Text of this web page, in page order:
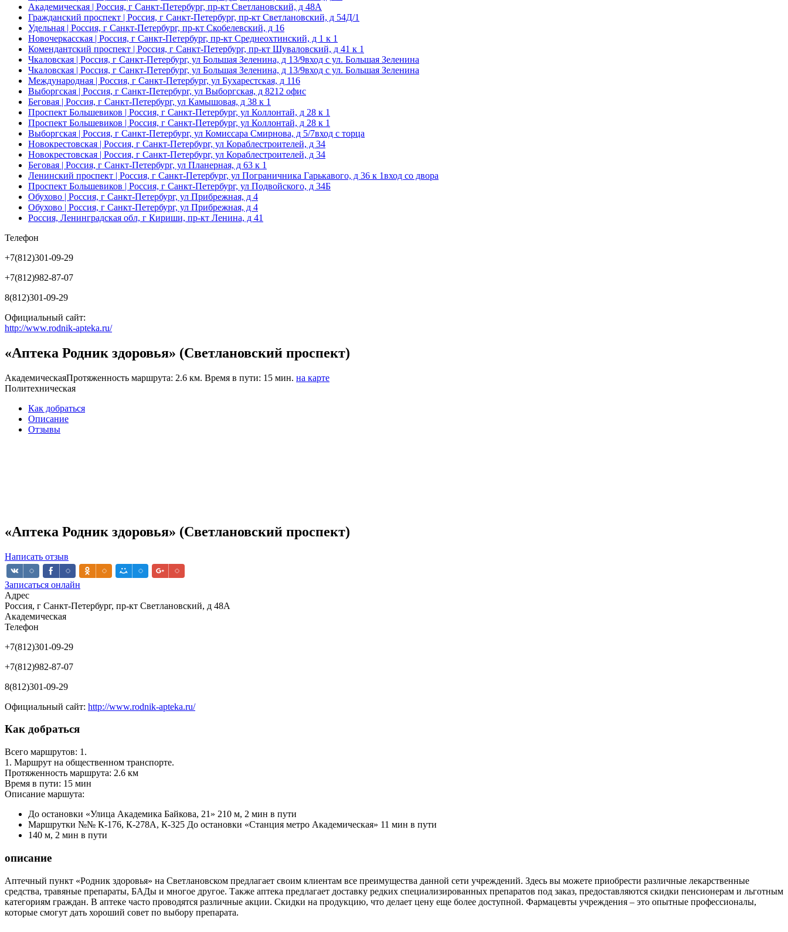
Академическая | Россия, г Санкт-Петербург, пр-кт Светлановский, д 48А
Гражданский проспект | Россия, г Санкт-Петербург, пр-кт Светлановский, д 54Д/1
Удельная | Россия, г Санкт-Петербург, пр-кт Скобелевский, д 16
Новочеркасская | Россия, г Санкт-Петербург, пр-кт Среднеохтинский, д 1 к 1
Комендантский проспект | Россия, г Санкт-Петербург, пр-кт Шуваловский, д 41 к 1
Чкаловская | Россия, г Санкт-Петербург, ул Большая Зеленина, д 13/9вход с ул. Большая Зеленина
Чкаловская | Россия, г Санкт-Петербург, ул Большая Зеленина, д 13/9вход с ул. Большая Зеленина
Международная | Россия, г Санкт-Петербург, ул Бухарестская, д 116
Выборгская | Россия, г Санкт-Петербург, ул Выборгская, д 8212 офис
Беговая | Россия, г Санкт-Петербург, ул Камышовая, д 38 к 1
Проспект Большевиков | Россия, г Санкт-Петербург, ул Коллонтай, д 28 к 1
Проспект Большевиков | Россия, г Санкт-Петербург, ул Коллонтай, д 28 к 1
Выборгская | Россия, г Санкт-Петербург, ул Комиссара Смирнова, д 5/7вход с торца
Новокрестовская | Россия, г Санкт-Петербург, ул Кораблестроителей, д 34
Новокрестовская | Россия, г Санкт-Петербург, ул Кораблестроителей, д 34
Беговая | Россия, г Санкт-Петербург, ул Планерная, д 63 к 1
Ленинский проспект | Россия, г Санкт-Петербург, ул Пограничника Гарькавого, д 36 к 1вход со двора
Проспект Большевиков | Россия, г Санкт-Петербург, ул Подвойского, д 34Б
Обухово | Россия, г Санкт-Петербург, ул Прибрежная, д 4
Обухово | Россия, г Санкт-Петербург, ул Прибрежная, д 4
Россия, Ленинградская обл, г Кириши, пр-кт Ленина, д 41
Телефон
+7(812)301-09-29
+7(812)982-87-07
8(812)301-09-29
Официальный сайт:
http://www.rodnik-apteka.ru/
«Аптека Родник здоровья» (Светлановский проспект)
АкадемическаяПротяженность маршрута: 2.6 км. Время в пути: 15 мин. на карте
Политехническая
Как добраться
Описание
Отзывы
«Аптека Родник здоровья» (Светлановский проспект)
Написать отзыв
Записаться онлайн
Адрес
Россия, г Санкт-Петербург, пр-кт Светлановский, д 48А
Академическая
Телефон
+7(812)301-09-29
+7(812)982-87-07
8(812)301-09-29
Официальный сайт: http://www.rodnik-apteka.ru/
Как добраться
Всего маршрутов: 1.
1. Маршрут на общественном транспорте.
Протяженность маршрута: 2.6 км
Время в пути: 15 мин
Описание маршута:
До остановки «Улица Академика Байкова, 21» 210 м, 2 мин в пути
Маршрутки №№ К-176, К-278А, К-325 До остановки «Станция метро Академическая» 11 мин в пути
140 м, 2 мин в пути
описание
Аптечный пункт «Родник здоровья» на Светлановском предлагает своим клиентам все преимущества данной сети учреждений. Здесь вы можете приобрести различные лекарственные
средства, травяные препараты, БАДы и многое другое. Также аптека предлагает доставку редких специализированных препаратов под заказ, предоставляются скидки пенсионерам и льготным
категориям граждан. В аптеке часто проводятся различные акции. Скидки на продукцию, что делает цену еще более доступной. Фармацевты учреждения – это опытные профессионалы,
которые смогут дать хороший совет по выбору препарата.